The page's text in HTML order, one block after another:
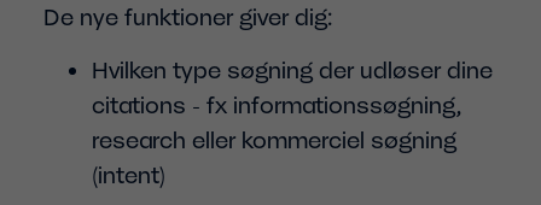
De nye funktioner giver dig:
Hvilken type søgning der udløser dine
citations - fx informationssøgning,
research eller kommerciel søgning
(intent)